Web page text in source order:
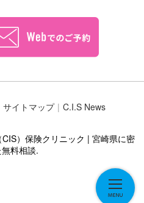
サイトマップ C.I.S News
）保険クリニック | 宮崎県に密
料相談.